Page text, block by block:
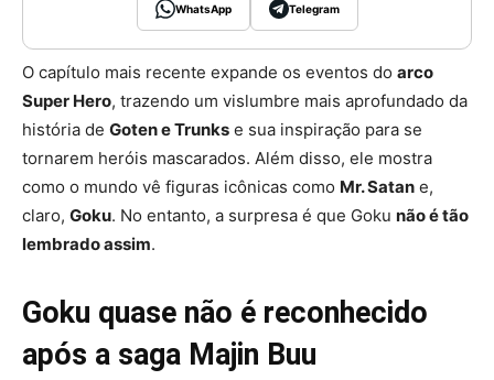
WhatsApp Telegram
O capítulo mais recente expande os eventos do arco
Super Hero, trazendo um vislumbre mais aprofundado da
história de Goten e Trunks e sua inspiração para se
tornarem heróis mascarados. Além disso, ele mostra
como o mundo vê figuras icônicas como Mr. Satan e,
claro, Goku. No entanto, a surpresa é que Goku não é tão
lembrado assim.
Goku quase não é reconhecido
após a saga Majin Buu